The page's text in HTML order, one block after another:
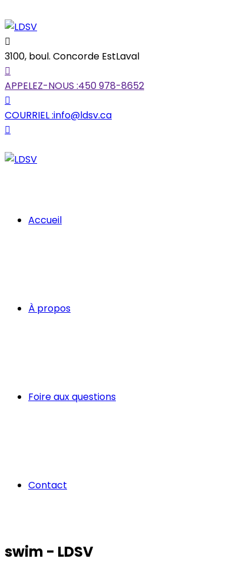
3100, boul. Concorde EstLaval
APPELEZ-NOUS :450 978-8652
COURRIEL :info@ldsv.ca
Accueil
À propos
Foire aux questions
Contact
swim - LDSV